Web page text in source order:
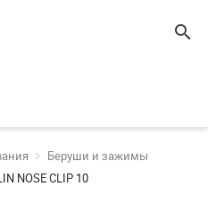
search
Беруши и зажимы
NOSE CLIP 10